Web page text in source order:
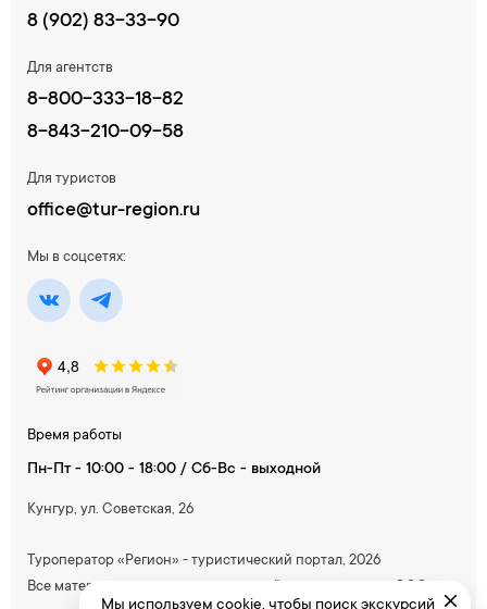
Время работы
Пн-Пт - 10:00 - 18:00 / Сб-Вс - выходной
Кунгур, ул. Советская, 26
8 (902) 83-33-90
Для агентств
8-800-333-18-82
8-843-210-09-58
Для туристов
office@tur-region.ru
Мы в соцсетях:
Туроператор «Регион» - туристический портал, 2026
Все материалы, содержащиеся на сайте, принадлежат ООО